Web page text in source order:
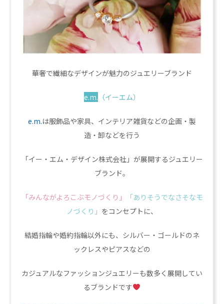
華奢で繊細なデザインが魅力のジュエリーブランド
e.m. （イーエム）
e.m.は服飾品や家具、インテリア雑貨などの企画・製
造・卸などを行う
「イー・エム・デザイン株式会社」が展開するジュエリー
ブランド。
「みんながよろこぶモノづくり」
「ありそうでなさそなモ
ノづくり」 をコンセプトに、
結婚指輪や婚約指輪以外にも、シルバー・ゴールドのネ
ックレスやピアスなどの
カジュアルなファッションジュエリーも数多く展開してい
るブランドです